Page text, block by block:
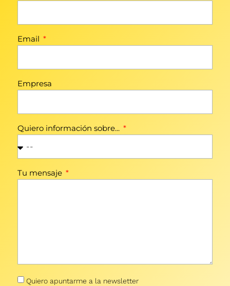
Email
Empresa
Quiero información sobre...
Tu mensaje
Quiero apuntarme a la newsletter